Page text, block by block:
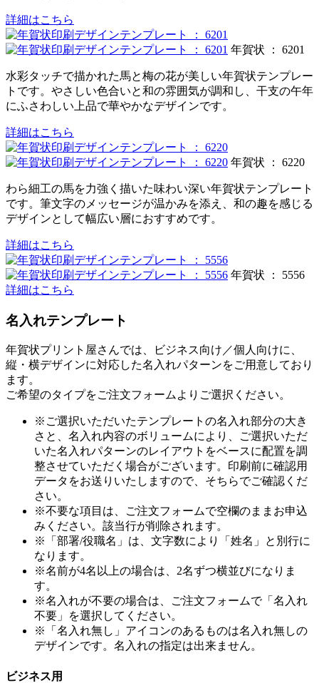
詳細はこちら
年賀状 ： 6201
水彩タッチで描かれた馬と梅の花が美しい年賀状テンプレー
トです。やさしい色合いと和の雰囲気が調和し、干支の午年
にふさわしい上品で華やかなデザインです。
詳細はこちら
年賀状 ： 6220
わら細工の馬を力強く描いた味わい深い年賀状テンプレート
です。筆文字のメッセージが温かみを添え、和の趣を感じる
デザインとして幅広い層におすすめです。
詳細はこちら
年賀状 ： 5556
詳細はこちら
名入れテンプレート
年賀状プリント屋さんでは、ビジネス向け／個人向けに、
縦・横デザインに対応した名入れパターンをご用意しており
ます。
ご希望のタイプをご注文フォームよりご選択ください。
※ご選択いただいたテンプレートの名入れ部分の大き
さと、名入れ内容のボリュームにより、ご選択いただ
いた名入れパターンのレイアウトをベースに配置を調
整させていただく場合がございます。印刷前に確認用
データをお送りいたしますので、そちらでご確認くだ
さい。
※不要な項目は、ご注文フォームで空欄のままお申込
みください。該当行が削除されます。
※「部署/役職名」は、文字数により「姓名」と別行に
なります。
※名前が4名以上の場合は、2名ずつ横並びになりま
す。
※名入れが不要の場合は、ご注文フォームで「名入れ
不要」を選択してください。
※「名入れ無し」アイコンのあるものは名入れ無しの
デザインです。名入れの指定は出来ません。
ビジネス用